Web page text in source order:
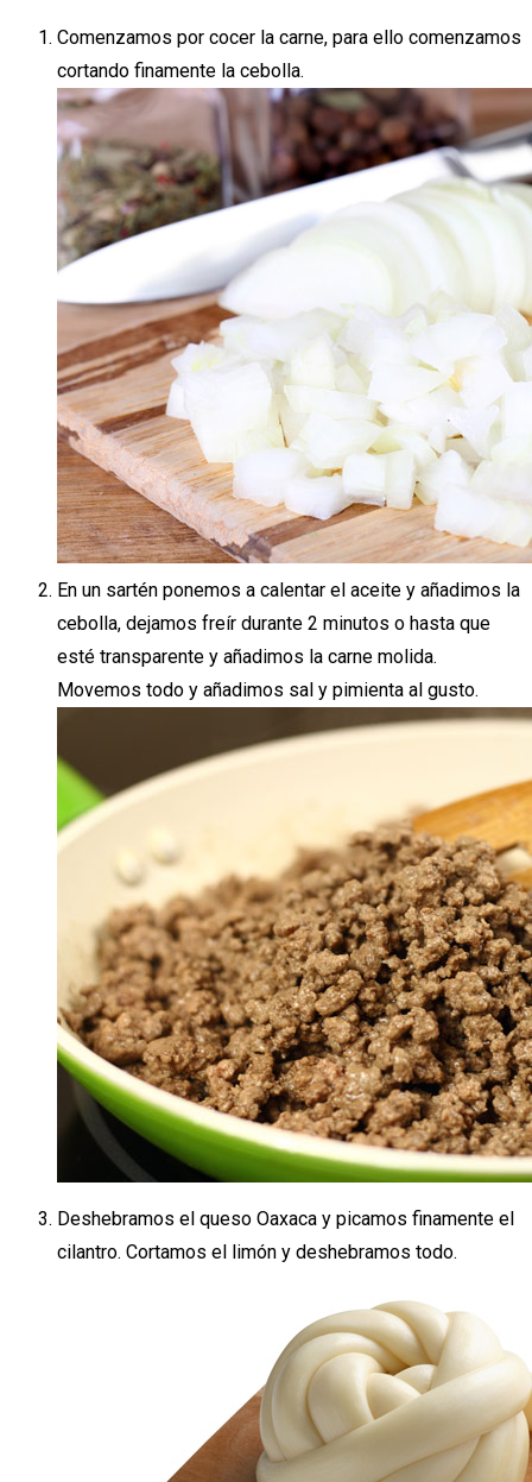
Comenzamos por cocer la carne, para ello comenzamos
cortando finamente la cebolla.
En un sartén ponemos a calentar el aceite y añadimos la
cebolla, dejamos freír durante 2 minutos o hasta que
esté transparente y añadimos la carne molida.
Movemos todo y añadimos sal y pimienta al gusto.
Deshebramos el queso Oaxaca y picamos finamente el
cilantro. Cortamos el limón y deshebramos todo.